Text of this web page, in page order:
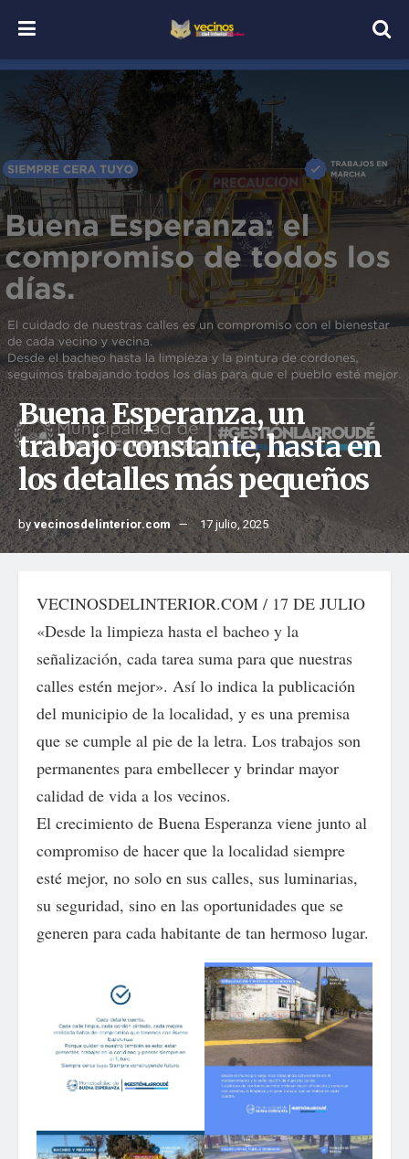
Buena Esperanza, un
trabajo constante, hasta en
los detalles más pequeños
byvecinosdelinterior.com 17 julio, 2025
VECINOSDELINTERIOR.COM / 17 DE JULIO
«Desde la limpieza hasta el bacheo y la
señalización, cada tarea suma para que nuestras
calles estén mejor». Así lo indica la publicación
del municipio de la localidad, y es una premisa
que se cumple al pie de la letra. Los trabajos son
permanentes para embellecer y brindar mayor
calidad de vida a los vecinos.
El crecimiento de Buena Esperanza viene junto al
compromiso de hacer que la localidad siempre
esté mejor, no solo en sus calles, sus luminarias,
su seguridad, sino en las oportunidades que se
generen para cada habitante de tan hermoso lugar.